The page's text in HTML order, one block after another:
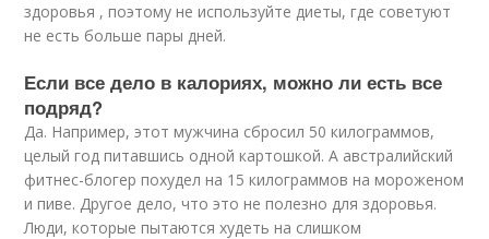
здоровья , поэтому не используйте диеты, где советуют
не есть больше пары дней.
Если все дело в калориях, можно ли есть все
подряд?
Да. Например, этот мужчина сбросил 50 килограммов,
целый год питавшись одной картошкой. А австралийский
фитнес-блогер похудел на 15 килограммов на мороженом
и пиве. Другое дело, что это не полезно для здоровья.
Люди, которые пытаются худеть на слишком